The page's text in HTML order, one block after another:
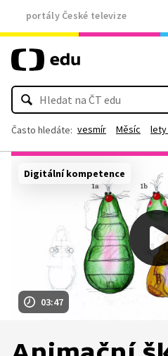
portály České televize
Často hledáte: vesmír Měsíc lety
03:47
Digitální kompetence